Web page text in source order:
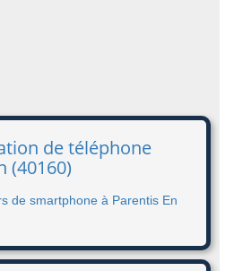
de téléphone
(40160)
de smartphone à Parentis En